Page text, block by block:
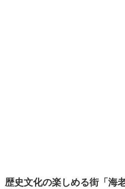
歴史文化の楽しめる街「海